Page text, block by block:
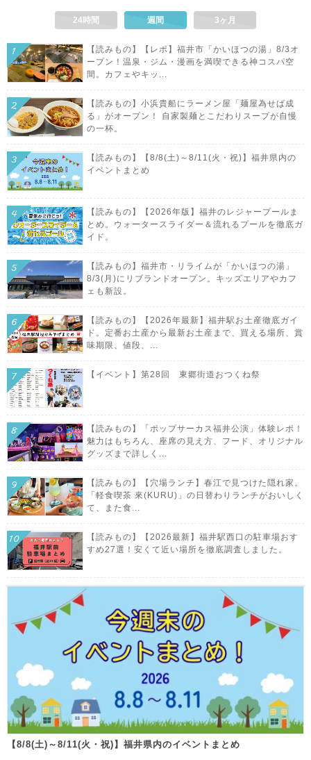
24時間 週間 3ヶ月
【読みもの】【レポ】福井市「かいほつの湯」8/3オ
ープン！温泉・ジム・漫画を満喫できる神コスパ空
間。カフェやキッ...
【読みもの】小浜貴船にラーメン屋「麺屋為せば成
る」がオープン！ 自家製麺とこだわりスープが自慢
の一杯。
【読みもの】【8/8(土)～8/11(火・祝)】福井県内の
イベントまとめ
【読みもの】【2026年版】福井のレジャープールま
とめ。ウォータースライダー＆流れるプールを徹底ガ
イド。
【読みもの】福井市・リライムが「かいほつの湯」
8/3(月)にリブランドオープン。キッズエリアやカフ
ェも新設。
【読みもの】【2026年最新】福井駅お土産徹底ガイ
ド。定番お土産から最新お土産まで、買える場所、賞
味期限、値段、...
【イベント】第28回 東郷街道おつくね祭
【読みもの】「ポップサーカス福井公演」体験レポ！
魅力はもちろん、座席の見え方、フード、オリジナル
グッズまで詳しく...
【読みもの】【穴場ランチ】春江で見つけた隠れ家。
「軽食喫茶 來(KURU)」の日替わりランチがおいしく
て、また食...
【読みもの】【2026最新】福井駅西口の駐車場おす
すめ27選！安くて近い場所を徹底調査しました。
【8/8(土)～8/11(火・祝)】福井県内のイベントまとめ